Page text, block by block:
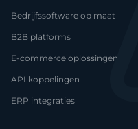
Bedrijfssoftware op maat
B2B platforms
E-commerce oplossingen
API koppelingen
ERP integraties